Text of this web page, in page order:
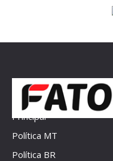
Principal
Política MT
Política BR